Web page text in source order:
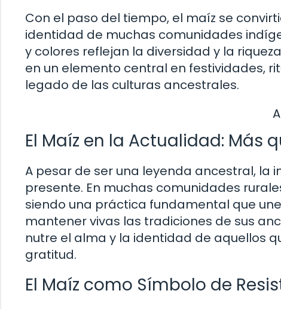
Con el paso del tiempo, el maíz se
identidad de muchas comunidades
y colores reflejan la diversidad y la
en un elemento central en festividades,
legado de las culturas ancestrales.
El Maíz en la Actualidad: Más
A pesar de ser una leyenda ancestral, la
presente. En muchas comunidades
siendo una práctica fundamental que
mantener vivas las tradiciones de sus
nutre el alma y la identidad de aquellos
gratitud.
El Maíz como Símbolo de